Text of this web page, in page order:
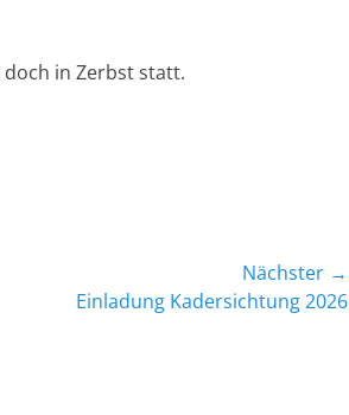
in Zerbst statt.
Nächster →
Einladung Kadersichtung 2026